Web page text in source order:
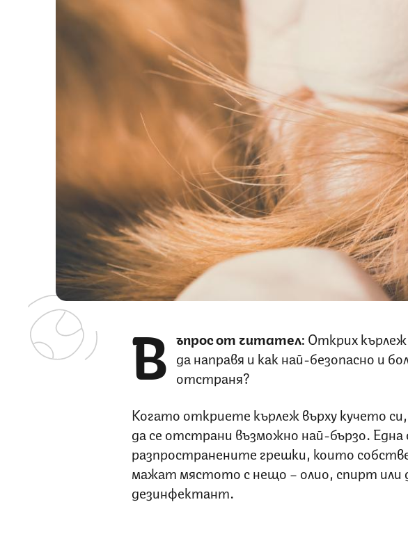
В ъпрос от читател: Открих кърлеж
да направя и как най-безопасно и
отстраня?
Когато откриете кърлеж върху кучето
да се отстрани възможно най-бързо.
разпространените грешки, които
мажат мястото с нещо – олио, спирт или
дезинфектант.